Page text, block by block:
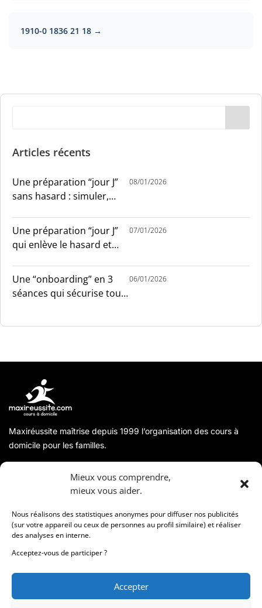
Mieux vous comprendre,
mieux vous aider.
Nous réalisons des statistiques anonymes pour diffuser nos publicités
(sur votre appareil ou ceux de personnes au profil similaire) et réaliser
des analyses en interne.
Acceptez-vous de participer ?
Accepter
1910-0 1836 21 18 →
Articles récents
Une préparation “jour J”
sans hasard : simuler,
08/01/2026
Une préparation “jour J”
qui enlève le hasard et
07/01/2026
Une “onboarding” en 3
séances qui sécurise tout
06/01/2026
Maxiréussite maîtrise depuis 1999 l’organisation des cours à
domicile pour les familles.
Coordonnées